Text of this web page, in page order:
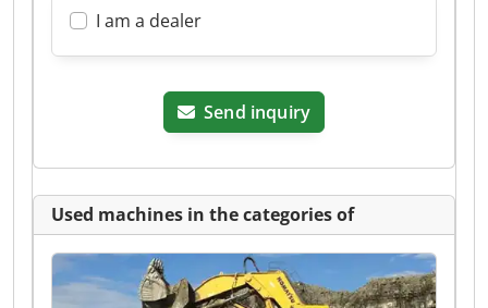
I am a dealer
Send inquiry
Used machines in the categories of